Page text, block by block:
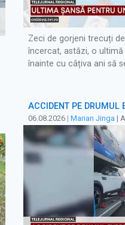
Zeci de gorjeni trecuți
încercat, astăzi, o
înainte cu câțiva ani să
ACCIDENT PE DRUMUL
06.08.2026 | Marian Jinga |